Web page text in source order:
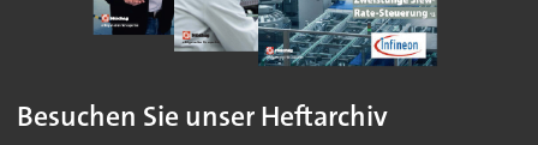
Besuchen Sie unser Heftarchiv